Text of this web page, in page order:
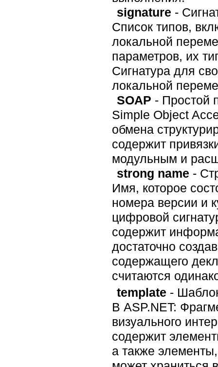
signature -
Список типов,
локальной
параметров, их
Сигнатура для
локальной
SOAP - Простой
Simple Object
обмена
содержит
модульным и
strong name -
Имя, которое
номера версии и
цифровой
содержит
достаточно
содержащего
считаются
template -
В ASP.NET:
визуального
содержит
а также